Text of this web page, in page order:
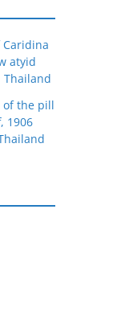
atyid
Thailand
of the pill
1906